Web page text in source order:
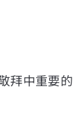
拜中重要的